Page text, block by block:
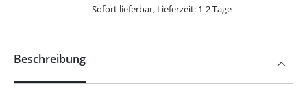
Sofort lieferbar, Lieferzeit: 1-2 Tage
Beschreibung